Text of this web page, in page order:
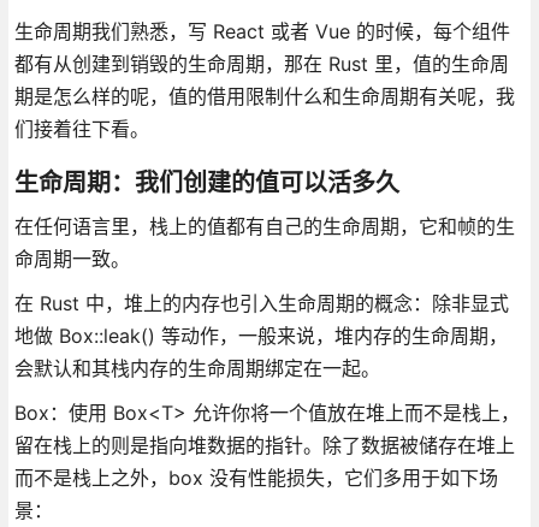
生命周期我们熟悉，写 React 或者 Vue 的时候，每个组件
都有从创建到销毁的生命周期，那在 Rust 里，值的生命周
期是怎么样的呢，值的借用限制什么和生命周期有关呢，我
们接着往下看。
生命周期：我们创建的值可以活多久
在任何语言里，栈上的值都有自己的生命周期，它和帧的生
命周期一致。
在 Rust 中，堆上的内存也引入生命周期的概念：除非显式
地做 Box::leak() 等动作，一般来说，堆内存的生命周期，
会默认和其栈内存的生命周期绑定在一起。
Box：使用 Box<T> 允许你将一个值放在堆上而不是栈上，
留在栈上的则是指向堆数据的指针。除了数据被储存在堆上
而不是栈上之外，box 没有性能损失，它们多用于如下场
景：